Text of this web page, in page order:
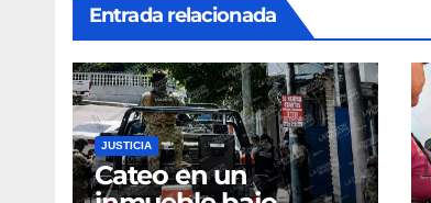
Entrada relacionada
JUSTICIA
Cateo en un